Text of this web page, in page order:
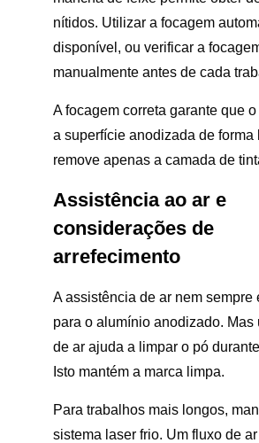
nítidos. Utilizar a focagem
disponível, ou verificar a
manualmente antes de cada
A focagem correta garante que
a superfície anodizada de forma
remove apenas a camada de
Assistência ao ar e
considerações de
arrefecimento
A assistência de ar nem sempre
para o alumínio anodizado. Mas
de ar ajuda a limpar o pó
Isto mantém a marca limpa.
Para trabalhos mais longos,
sistema laser frio. Um fluxo de